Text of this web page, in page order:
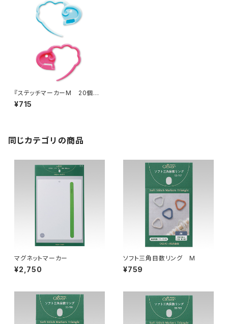
『ステッチマーカーM 20個入』
Clover クロバー
¥715
同じカテゴリの商品
マグネットマーカー
¥2,750
ソフト三角目数リング M
¥759